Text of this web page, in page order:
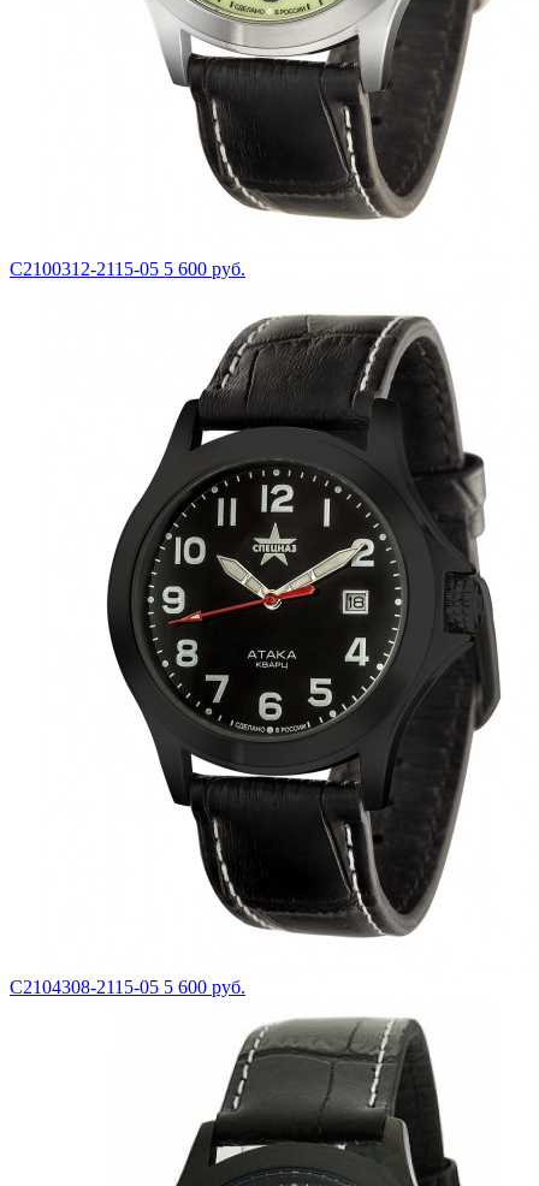
С2100312-2115-05 5 600 руб.
С2104308-2115-05 5 600 руб.